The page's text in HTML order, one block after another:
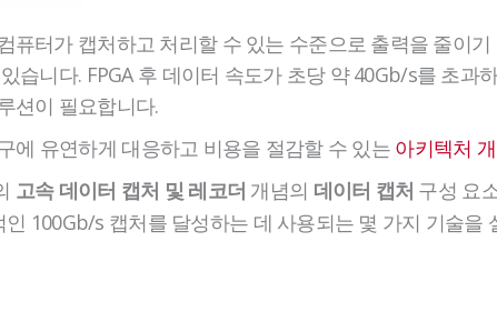
퓨터가 캡처하고 처리할 수 있는 수준으로 출력을 줄이기
습니다. FPGA 후 데이터 속도가 초당 약 40Gb/s를 초과
션이 필요합니다.
에 유연하게 대응하고 비용을 절감할 수 있는 아키텍처
고속 데이터 캡처 및 레코더 개념의 데이터 캡처 구성 요
100Gb/s 캡처를 달성하는 데 사용되는 몇 가지 기술을